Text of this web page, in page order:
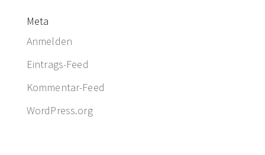
Meta
Anmelden
Eintrags-Feed
Kommentar-Feed
WordPress.org